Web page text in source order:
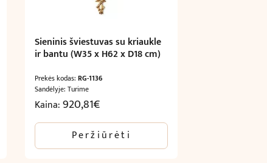
Sieninis šviestuvas su kriaukle
ir bantu (W35 x H62 x D18 cm)
Prekės kodas:RG-1136
Sandėlyje: Turime
Kaina:920,81€
Peržiūrėti